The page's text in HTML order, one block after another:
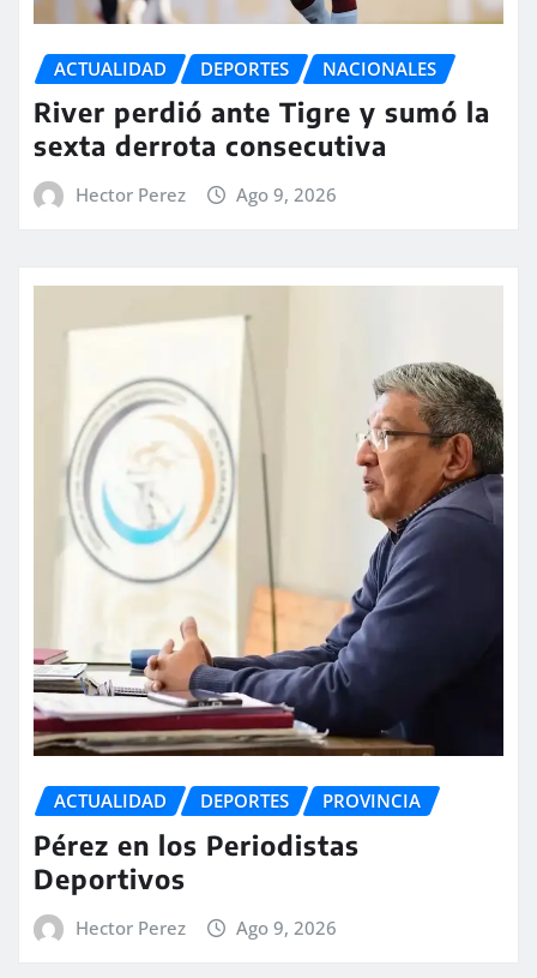
ACTUALIDAD DEPORTES NACIONALES
River perdió ante Tigre y sumó la
sexta derrota consecutiva
Hector Perez Ago 9, 2026
ACTUALIDAD DEPORTES PROVINCIA
Pérez en los Periodistas
Deportivos
Hector Perez Ago 9, 2026